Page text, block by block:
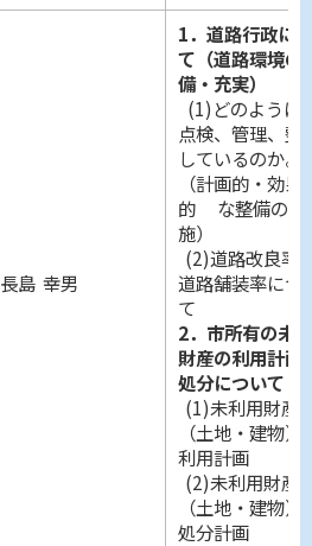
長島 幸男
1．道路行政に
て（道路環境の
備・充実）
(1)どのように
点検、管理、整
しているのか。
（計画的・効果
的 な整備の実
施）
(2)道路改良率
道路舗装率につ
て
2．市所有の未
財産の利用計画
処分について
(1)未利用財産
（土地・建物）
利用計画
(2)未利用財産
（土地・建物）
処分計画